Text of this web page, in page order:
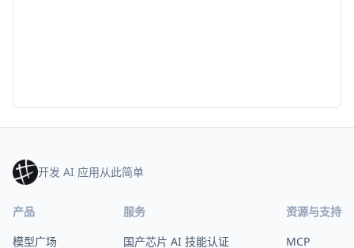
开发 AI 应用从此简单
产品
模型广场
服务
国产芯片 AI 技能认证
资源与支持
MCP